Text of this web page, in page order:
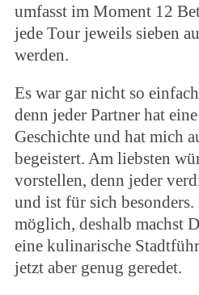
umfasst im Moment 12
jede Tour jeweils sieben
werden.
Es war gar nicht so
denn jeder Partner hat
Geschichte und hat mich
begeistert. Am liebsten
vorstellen, denn jeder
und ist für sich
möglich, deshalb machst
eine kulinarische
jetzt aber genug geredet.